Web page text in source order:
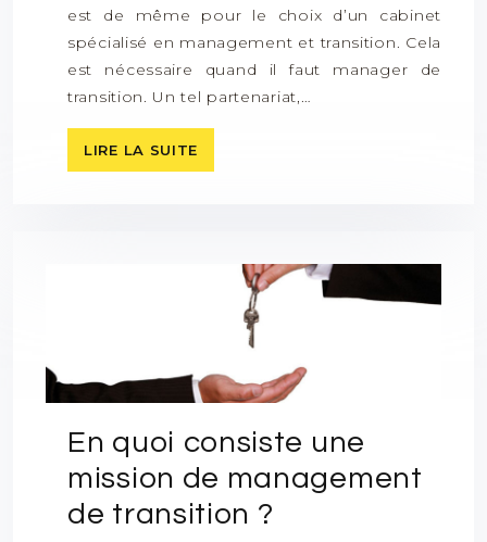
est de même pour le choix d’un cabinet
spécialisé en management et transition. Cela
est nécessaire quand il faut manager de
transition. Un tel partenariat,…
LIRE LA SUITE
En quoi consiste une
mission de management
de transition ?